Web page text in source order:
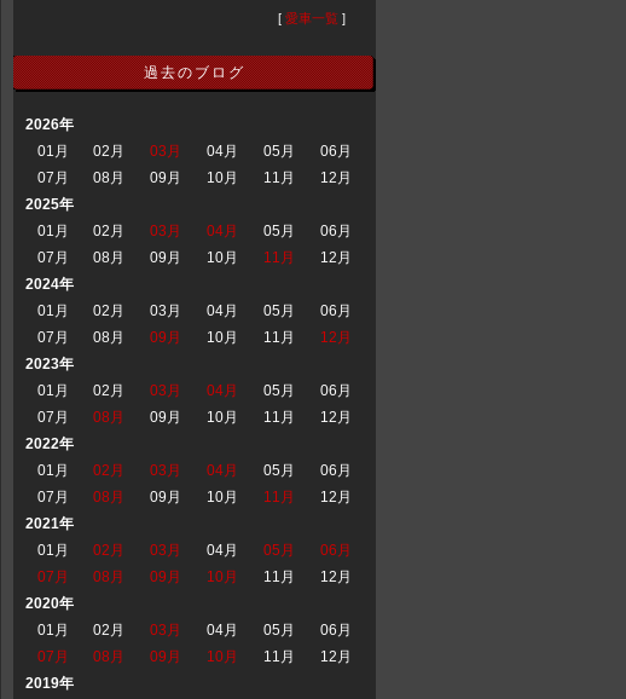
[ 愛車一覧 ]
過去のブログ
2026年
01月
02月 03月 04月 05月
06月
07月
08月 09月 10月 11月
12月
2025年
01月
02月 03月 04月 05月
06月
07月
08月 09月 10月 11月
12月
2024年
01月
02月 03月 04月 05月
06月
07月
08月 09月 10月 11月
12月
2023年
01月
02月 03月 04月 05月
06月
07月
08月 09月 10月 11月
12月
2022年
01月
02月 03月 04月 05月
06月
07月
08月 09月 10月 11月
12月
2021年
01月
02月 03月 04月 05月
06月
07月
08月 09月 10月 11月
12月
2020年
01月
02月 03月 04月 05月
06月
07月
08月 09月 10月 11月
12月
2019年